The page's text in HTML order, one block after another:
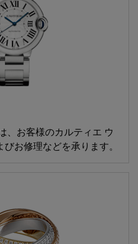
、お客様のカルティエ ウ
お修理などを承ります。